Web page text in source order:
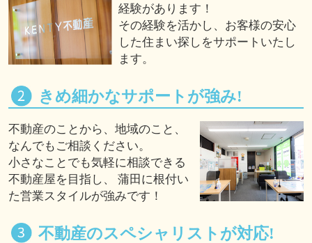
経験があります！
その経験を活かし、お客様の安心
した住まい探しをサポートいたし
ます。
きめ細かなサポートが強み!
不動産のことから、地域のこと、
なんでもご相談ください。
小さなことでも気軽に相談できる
不動産屋を目指し、 蒲田に根付い
た営業スタイルが強みです！
不動産のスペシャリストが対応!